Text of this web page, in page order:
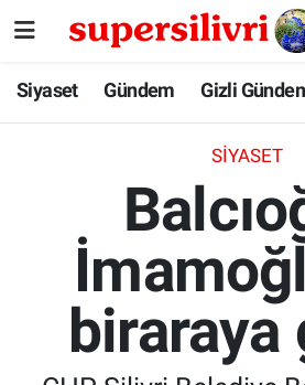
Siyaset Gündem Gizli
SIYASET
biraraya
Siyaset
Gizli Gündem
Belediye
Polemik
İstanbul Nöbetçi Eczaneler
İstanbul Hava Durumu
İstanbul Namaz Vakitleri
İstanbul Trafik Yoğunluk
Süper Lig Puan Durumu ve